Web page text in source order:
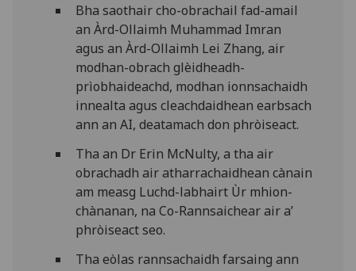
Bha saothair cho-obrachail fad-amail
an Àrd-Ollaimh Muhammad Imran
agus an Àrd-Ollaimh Lei Zhang, air
modhan-obrach glèidheadh-
prìobhaideachd, modhan ionnsachaidh
innealta agus cleachdaidhean earbsach
ann an AI, deatamach don phròiseact.
Tha an Dr Erin McNulty, a tha air
obrachadh air atharrachaidhean cànain
am measg Luchd-labhairt Ùr mhion-
chànanan, na Co-Rannsaichear air a’
phròiseact seo.
Tha eòlas rannsachaidh farsaing ann